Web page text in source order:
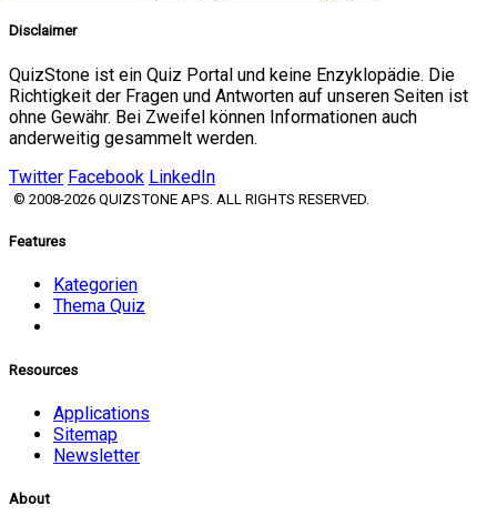
Disclaimer
QuizStone ist ein Quiz Portal und keine Enzyklopädie. Die
Richtigkeit der Fragen und Antworten auf unseren Seiten ist
ohne Gewähr. Bei Zweifel können Informationen auch
anderweitig gesammelt werden.
Twitter Facebook LinkedIn
© 2008-2026 QUIZSTONE APS. ALL RIGHTS RESERVED.
Features
Kategorien
Thema Quiz
Resources
Applications
Sitemap
Newsletter
About